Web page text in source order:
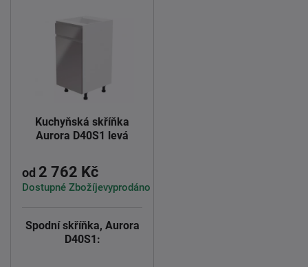
Kuchyňská skříňka
Aurora D40S1 levá
od 2 762 Kč
Dostupné Zbožíjevyprodáno
Spodní skříňka, Aurora
D40S1: